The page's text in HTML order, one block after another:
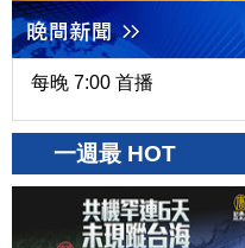
每晚 7:00 首播
一週最 HOT